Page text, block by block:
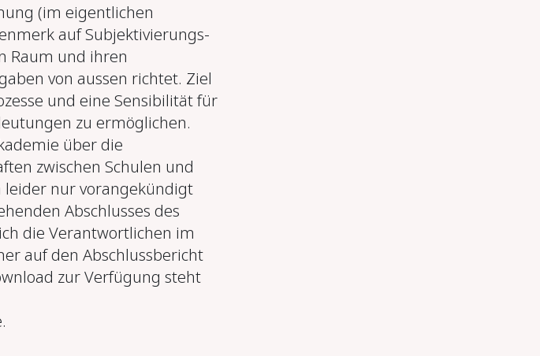
(im eigentlichen
auf Subjektivierungs-
Raum und ihren
von aussen richtet. Ziel
und eine Sensibilität für
zu ermöglichen.
über die
zwischen Schulen und
nur vorangekündigt
Abschlusses des
die Verantwortlichen im
auf den Abschlussbericht
zur Verfügung steht